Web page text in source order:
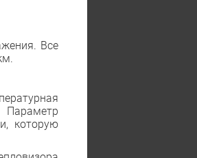
Все
Параметр
которую